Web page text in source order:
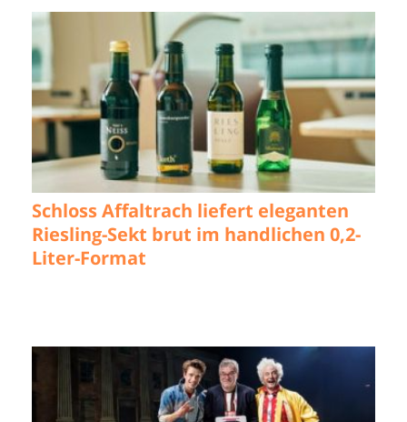
Schloss Affaltrach liefert eleganten
Riesling-Sekt brut im handlichen 0,2-
Liter-Format